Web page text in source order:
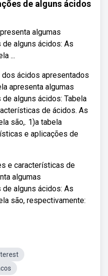
de alguns ácidos
algumas
alguns ácidos: As
...
ácidos apresentados
apresenta algumas
alguns ácidos: Tabela
de ácidos. As
são,. 1)a tabela
e aplicações de
e características de
algumas
alguns ácidos: As
são, respectivamente: